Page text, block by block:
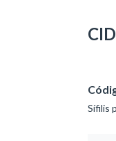
Sífilis